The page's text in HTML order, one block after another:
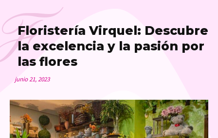
Floristería Virquel: Descubre
la excelencia y la pasión por
las flores
junio 21, 2023